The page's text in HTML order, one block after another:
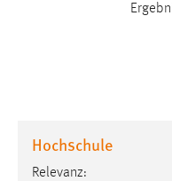
Hochschule
Relevanz:
Dieser Cookie
Performance
Name: